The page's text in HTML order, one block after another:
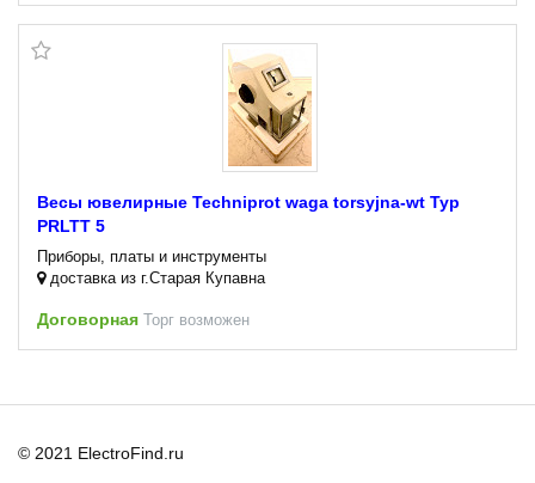
Весы ювелирные Techniprot waga torsyjna-wt Typ
PRLTT 5
Приборы, платы и инструменты
доставка из г.Старая Купавна
Договорная Торг возможен
© 2021 ElectroFind.ru